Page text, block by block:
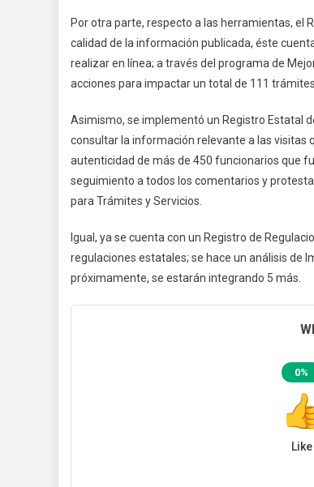
Por otra parte, respecto a las herramientas, el
calidad de la información publicada, éste
realizar en línea; a través del programa de
acciones para impactar un total de 111
Asimismo, se implementó un Registro Estatal
consultar la información relevante a las visitas
autenticidad de más de 450 funcionarios que
seguimiento a todos los comentarios y
para Trámites y Servicios.
Igual, ya se cuenta con un Registro de
regulaciones estatales; se hace un análisis de
próximamente, se estarán integrando 5 más.
0%
Like